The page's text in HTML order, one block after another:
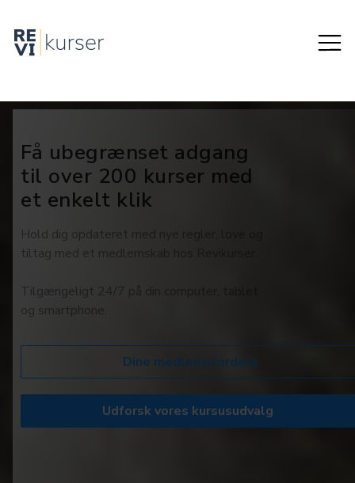
Få ubegrænset adgang
til over 200 kurser med
et enkelt klik
Hold dig opdateret med nye regler, love og
tiltag med et medlemskab hos Revikurser.
Tilgængeligt 24/7 på din computer, tablet
og smartphone.
Dine medlemsfordele
Udforsk vores kursusudvalg